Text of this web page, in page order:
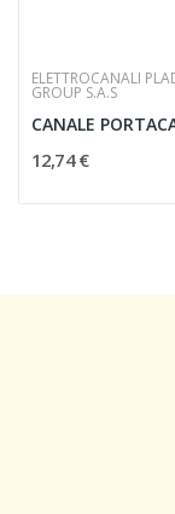
ELETTROCANALI
GROUP S.A.S
12,74 €